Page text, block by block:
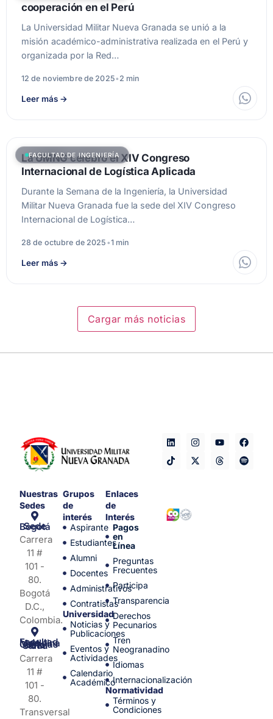
cooperación en el Perú
La Universidad Militar Nueva Granada se unió a la
misión académico-administrativa realizada en el Perú y
organizada por la Red…
12 de noviembre de 2025• 2 min
Leer más →
FACULTAD DE INGENIERÍA
La UMNG celebró el XIV Congreso
Internacional de Logística Aplicada
Durante la Semana de la Ingeniería, la Universidad
Militar Nueva Granada fue la sede del XIV Congreso
Internacional de Logística…
28 de octubre de 2025 •1 min
Leer más →
Cargar más noticias
Nuestras
Sedes
Sede Bogotá
Carrera
11 #
101 -
80.
Bogotá
D.C.,
Colombia.
Facultad de Medicina y Ciencias de la Salud
Carrera
11 #
101 -
80.
Transversal
Grupos
de
interés
Aspirante
Estudiantes
Alumni
Docentes
Administrativos
Contratistas
Universidad
Noticias y
Publicaciones
Eventos y
Actividades
Calendario
Académico
Enlaces
de
Interés
Pagos
en
Línea
Preguntas
Frecuentes
Participa
Transparencia
Derechos
Pecunarios
Tren
Neogranadino
Idiomas
Internacionalización
Normatividad
Términos y
Condiciones